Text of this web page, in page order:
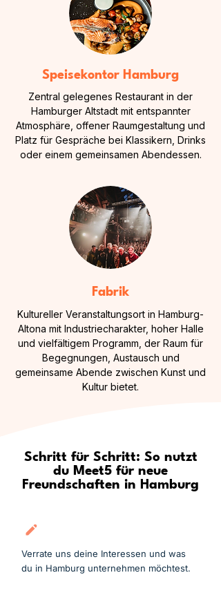
Speisekontor Hamburg
Zentral gelegenes Restaurant in der
Hamburger Altstadt mit entspannter
Atmosphäre, offener Raumgestaltung und
Platz für Gespräche bei Klassikern, Drinks
oder einem gemeinsamen Abendessen.
Fabrik
Kultureller Veranstaltungsort in Hamburg-
Altona mit Industriecharakter, hoher Halle
und vielfältigem Programm, der Raum für
Begegnungen, Austausch und
gemeinsame Abende zwischen Kunst und
Kultur bietet.
Schritt für Schritt: So nutzt
du Meet5 für neue
Freundschaften in Hamburg
Verrate uns deine Interessen und was
du in Hamburg unternehmen möchtest.